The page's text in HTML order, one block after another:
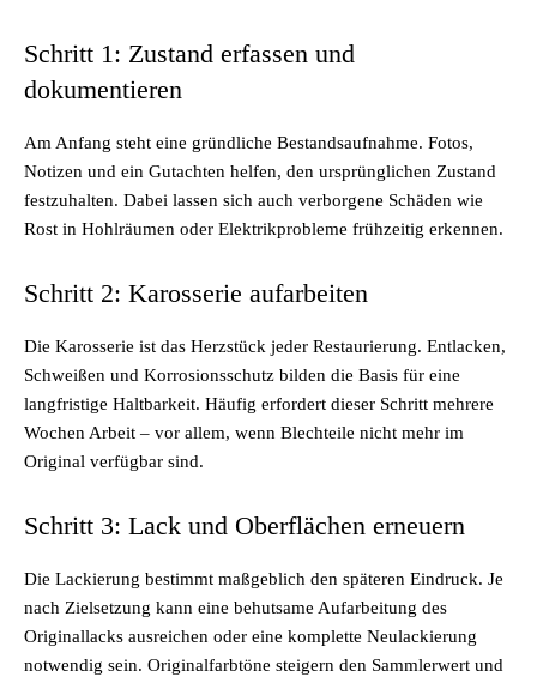
Schritt 1: Zustand erfassen und
dokumentieren
Am Anfang steht eine gründliche Bestandsaufnahme. Fotos,
Notizen und ein Gutachten helfen, den ursprünglichen Zustand
festzuhalten. Dabei lassen sich auch verborgene Schäden wie
Rost in Hohlräumen oder Elektrikprobleme frühzeitig erkennen.
Schritt 2: Karosserie aufarbeiten
Die Karosserie ist das Herzstück jeder Restaurierung. Entlacken,
Schweißen und Korrosionsschutz bilden die Basis für eine
langfristige Haltbarkeit. Häufig erfordert dieser Schritt mehrere
Wochen Arbeit – vor allem, wenn Blechteile nicht mehr im
Original verfügbar sind.
Schritt 3: Lack und Oberflächen erneuern
Die Lackierung bestimmt maßgeblich den späteren Eindruck. Je
nach Zielsetzung kann eine behutsame Aufarbeitung des
Originallacks ausreichen oder eine komplette Neulackierung
notwendig sein. Originalfarbtöne steigern den Sammlerwert und